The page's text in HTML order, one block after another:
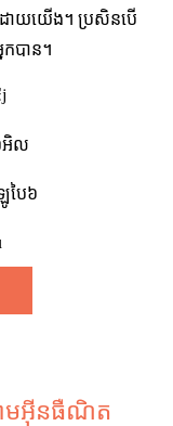
យយើង។ ប្រសិនបើ
កបាន។
ាមអ៊ីនធឺណិត